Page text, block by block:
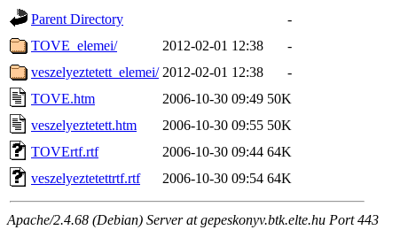
Parent Directory
-
TOVE_elemei/
2012-02-01 12:38
-
veszelyeztetett_elemei/ 2012-02-01 12:38
-
TOVE.htm
2006-10-30 09:49 50K
veszelyeztetett.htm
2006-10-30 09:55 50K
TOVErtf.rtf
2006-10-30 09:44 64K
veszelyeztetettrtf.rtf
2006-10-30 09:54 64K
Apache/2.4.68 (Debian) Server at gepeskonyv.btk.elte.hu Port 443